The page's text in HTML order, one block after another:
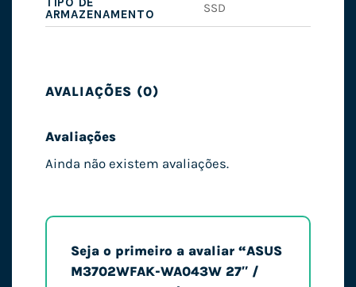
ARMAZENAMENTO
SSD
AVALIAÇÕES (0)
Avaliações
Ainda não existem avaliações.
Seja o primeiro a avaliar “ASUS
M3702WFAK-WA043W 27″ /